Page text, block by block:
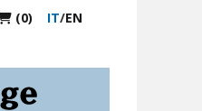
(0) IT/EN